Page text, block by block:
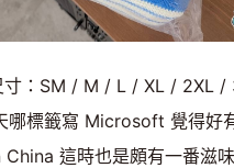
寸：SM / M / L / XL / 2XL /
哪標籤寫 Microsoft 覺得好
這時也是頗有一番滋味